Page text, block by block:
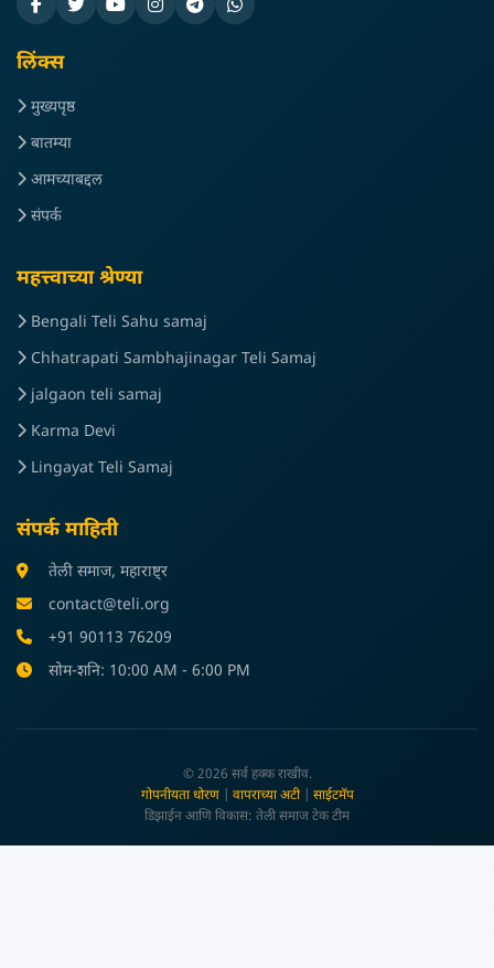
लिंक्स
मुख्यपृष्ठ
बातम्या
आमच्याबद्दल
संपर्क
महत्त्वाच्या श्रेण्या
Bengali Teli Sahu samaj
Chhatrapati Sambhajinagar Teli Samaj
jalgaon teli samaj
Karma Devi
Lingayat Teli Samaj
संपर्क माहिती
तेली समाज, महाराष्ट्र
contact@teli.org
+91 90113 76209
सोम-शनि: 10:00 AM - 6:00 PM
© 2026 सर्व हक्क राखीव.
गोपनीयता धोरण| वापराच्या अटी| साईटमॅप
डिझाईन आणि विकास: तेली समाज टेक टीम